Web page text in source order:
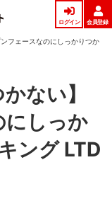
ログイン 会員登録
フェースなのにしっかりつか
ない】
にしっか
ング LTD